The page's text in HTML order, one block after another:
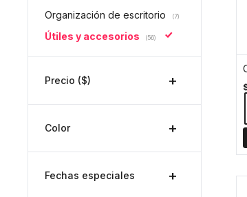
Organización de escritorio (7)
Útiles y accesorios (56)
Precio ($)
Color
Fechas especiales